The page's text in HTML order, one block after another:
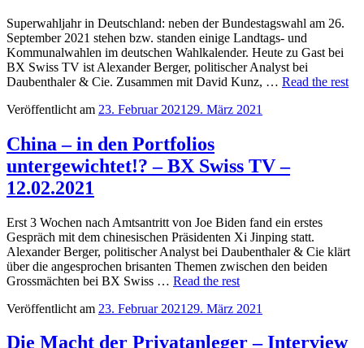
Superwahljahr in Deutschland: neben der Bundestagswahl am 26.
September 2021 stehen bzw. standen einige Landtags- und
Kommunalwahlen im deutschen Wahlkalender. Heute zu Gast bei
BX Swiss TV ist Alexander Berger, politischer Analyst bei
Daubenthaler & Cie. Zusammen mit David Kunz, … Read the rest
Veröffentlicht am 23. Februar 2021 29. März 2021
China – in den Portfolios
untergewichtet!? – BX Swiss TV –
12.02.2021
Erst 3 Wochen nach Amtsantritt von Joe Biden fand ein erstes
Gespräch mit dem chinesischen Präsidenten Xi Jinping statt.
Alexander Berger, politischer Analyst bei Daubenthaler & Cie klärt
über die angesprochen brisanten Themen zwischen den beiden
Grossmächten bei BX Swiss … Read the rest
Veröffentlicht am 23. Februar 2021 29. März 2021
Die Macht der Privatanleger – Interview